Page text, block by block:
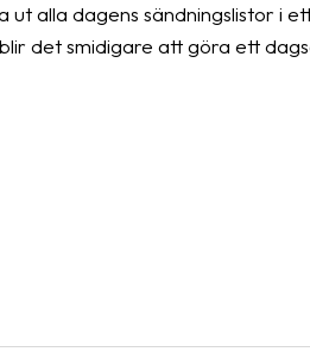
alla dagens sändningslistor i
det smidigare att göra ett